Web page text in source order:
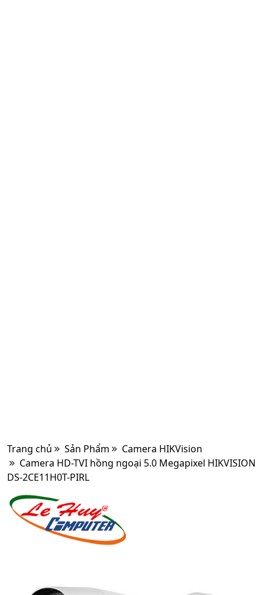
Trang chủ Sản Phẩm
Camera HIKVision
Camera HD-TVI hồng ngoại 5.0 Megapixel HIKVISION
DS-2CE11H0T-PIRL